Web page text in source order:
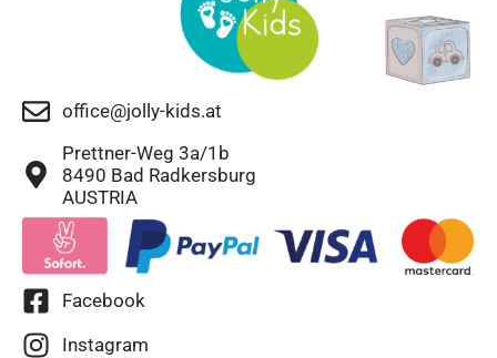
office@jolly-kids.at
Prettner-Weg 3a/1b
8490 Bad Radkersburg
AUSTRIA
Facebook
Instagram